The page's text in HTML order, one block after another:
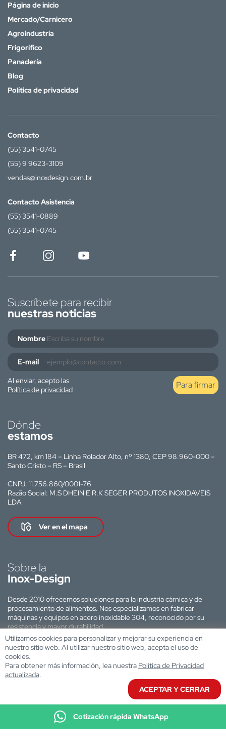
Página de inicio
Mercado/Carnicero
Agroindustria
Frigorífico
Panadería
Blog
Política de privacidad
Contacto
(55) 3541-0745
(55) 9 9623-3109
vendas@inoxdesign.com.br
Contacto Asistencia
(55) 3541-0889
(55) 3541-0745
Suscríbete para recibir
nuestras noticias
Nombre
E-mail
Al enviar, acepto las
Política de privacidad
Para firmar
Dónde
estamos
BR 472, km 184 – Linha Rolador Alto, nº 1380, CEP 98.960-000 –
Santo Cristo – RS – Brasil
CNPJ: 11.756.860/0001-76
Razão Social: M.S DHEIN E R.K SEGER PRODUTOS INOXIDAVEIS
LDA
Ver en el mapa
Sobre la
Inox-Design
Desde 2010 ofrecemos soluciones para la industria cárnica y de
procesamiento de alimentos. Nos especializamos en fabricar
máquinas y equipos en acero inoxidable 304, reconocido por su
resistencia y mayor durabilidad.
Sitio web desarrollado por:
Cotización rápida WhatsApp
Utilizamos cookies para personalizar y mejorar su experiencia en
nuestro sitio web. Al utilizar nuestro sitio web, acepta el uso de
cookies.
Para obtener más información, lea nuestra Política de Privacidad
actualizada.
ACEPTAR Y CERRAR